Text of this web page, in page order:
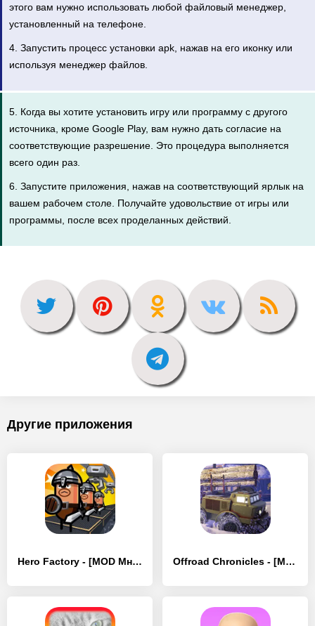
этого вам нужно использовать любой файловый менеджер,
установленный на телефоне.
4. Запустить процесс установки apk, нажав на его иконку или
используя менеджер файлов.
5. Когда вы хотите установить игру или программу с другого
источника, кроме Google Play, вам нужно дать согласие на
соответствующие разрешение. Это процедура выполняется
всего один раз.
6. Запустите приложения, нажав на соответствующий ярлык на
вашем рабочем столе. Получайте удовольствие от игры или
программы, после всех проделанных действий.
Другие приложения
Hero Factory - [MOD Много денег] Offroad Chronicles - [MOD Много денег]